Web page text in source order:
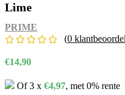
Lime
PRIME
(0
€14,90
Of 3 x €4,97, met 0% rente